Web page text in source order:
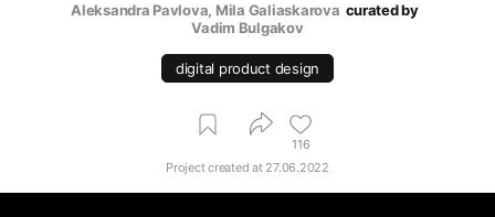
Aleksandra Pavlova, Mila Galiaskarova curated by
Vadim Bulgakov
digital product design
116
Project created at 27.06.2022